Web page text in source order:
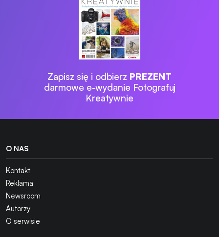
Zapisz się i odbierz PREZENT
darmowe e-wydanie Fotografuj
Kreatywnie
O NAS
Kontakt
Reklama
Newsroom
Autorzy
O serwisie